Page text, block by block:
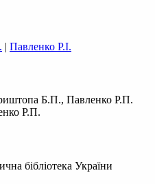
| Павленко Р.І.
Б.П., Павленко Р.П.
Р.П.
бібліотека України